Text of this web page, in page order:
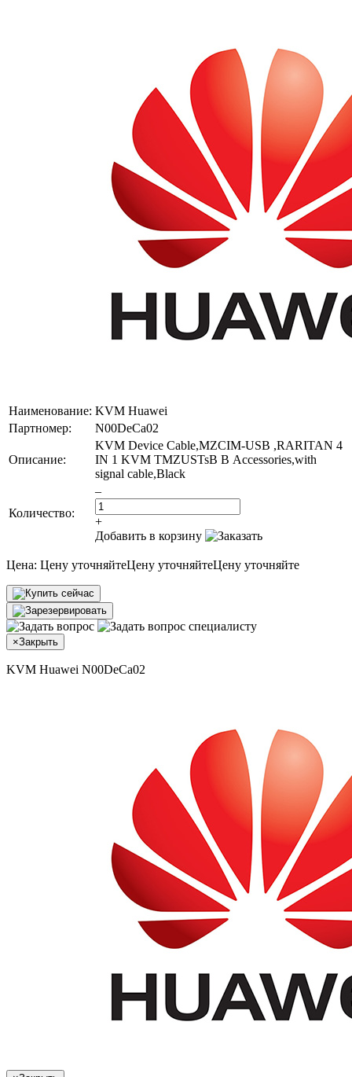
Наименование: KVM Huawei
Партномер:
N00DeCa02
Описание:
KVM Device Cable,MZCIM-USB ,RARITAN 4
IN 1 KVM TMZUSTsВ В Accessories,with
signal cable,Black
Количество:
–
+
Добавить в корзину
Цена: Цену уточняйтеЦену уточняйтеЦену уточняйте
×Закрыть
KVM Huawei N00DeCa02